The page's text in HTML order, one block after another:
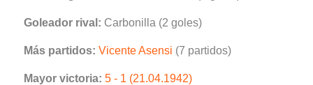
Goleador rival: Carbonilla (2 goles)
Más partidos: Vicente Asensi (7 partidos)
Mayor victoria: 5 - 1 (21.04.1942)